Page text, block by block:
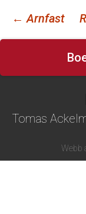
← Arnfast
Tomas
Webb